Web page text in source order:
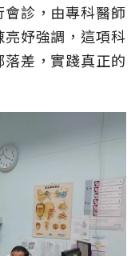
診，由專科醫師
妤強調，這項科
差，實踐真正的